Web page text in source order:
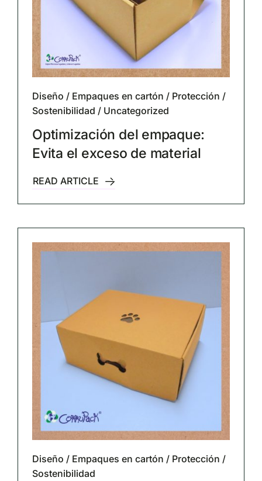
Diseño / Empaques en cartón / Protección /
Sostenibilidad / Uncategorized
Optimización del empaque:
Evita el exceso de material
READ ARTICLE
Diseño / Empaques en cartón / Protección /
Sostenibilidad